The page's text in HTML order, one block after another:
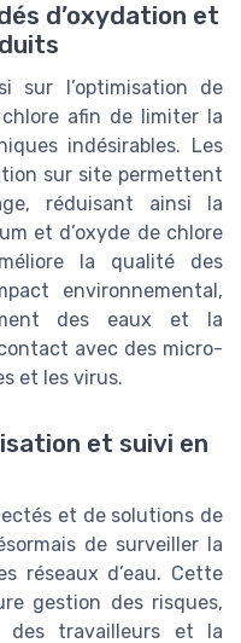
d’oxydation et
sur l’optimisation de
afin de limiter la
indésirables. Les
sur site permettent
réduisant ainsi la
et d’oxyde de chlore
la qualité des
environnemental,
des eaux et la
avec des micro-
et les virus.
et suivi en
et de solutions de
de surveiller la
réseaux d’eau. Cette
gestion des risques,
des travailleurs et la